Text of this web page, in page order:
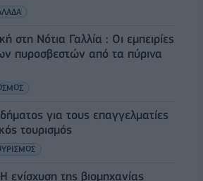
στη Νότια Γαλλία : Οι εμπειρίες
πυροσβεστών από τα πύρινα
για τους επαγγελματίες
τουρισμός
της βιομηχανίας